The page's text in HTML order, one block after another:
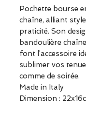
Pochette bourse
chaîne, alliant
praticité. Son
bandoulière
font l’accessoire
sublimer vos
comme de soirée.
Made in Italy
Dimension :